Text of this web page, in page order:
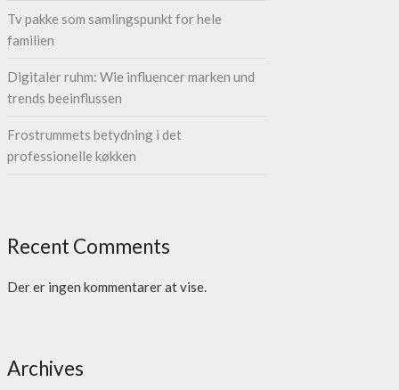
Tv pakke som samlingspunkt for hele
familien
Digitaler ruhm: Wie influencer marken und
trends beeinflussen
Frostrummets betydning i det
professionelle køkken
Recent Comments
Der er ingen kommentarer at vise.
Archives